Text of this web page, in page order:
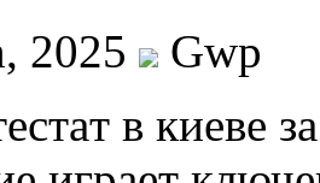
2025
Gwp
в киeвe